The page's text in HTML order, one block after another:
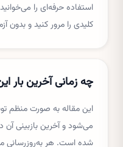
استفاده حرفه‌ای را
کلیدی را مرور کنید و بدون
چه زمانی آخرین بار
این مقاله به صورت منظم
شده است. هر به‌روزرسانی